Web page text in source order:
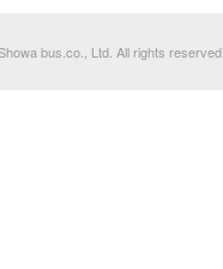
bus.co., Ltd. All rights reserved.